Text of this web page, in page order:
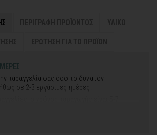
παραγγελία σας όσο το δυνατόν
σε 2-3 εργάσιμες ημέρες.
κατά τη διάρκεια μεγάλων